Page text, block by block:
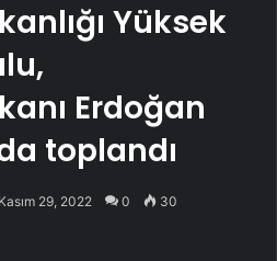
Yüksek
Erdoğan
toplandı
Kasım 29, 2022 0 30